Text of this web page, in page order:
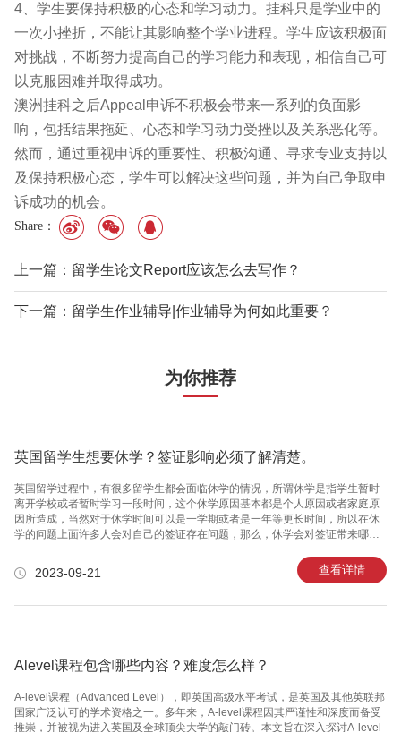
4、学生要保持积极的心态和学习动力。挂科只是学业中的
一次小挫折，不能让其影响整个学业进程。学生应该积极面
对挑战，不断努力提高自己的学习能力和表现，相信自己可
以克服困难并取得成功。
澳洲挂科之后Appeal申诉不积极会带来一系列的负面影
响，包括结果拖延、心态和学习动力受挫以及关系恶化等。
然而，通过重视申诉的重要性、积极沟通、寻求专业支持以
及保持积极心态，学生可以解决这些问题，并为自己争取申
诉成功的机会。
Share：
上一篇：留学生论文Report应该怎么去写作？
下一篇：留学生作业辅导|作业辅导为何如此重要？
为你推荐
英国留学生想要休学？签证影响必须了解清楚。
英国留学过程中，有很多留学生都会面临休学的情况，所谓休学是指学生暂时
离开学校或者暂时学习一段时间，这个休学原因基本都是个人原因或者家庭原
因所造成，当然对于休学时间可以是一学期或者是一年等更长时间，所以在休
学的问题上面许多人会对自己的签证存在问题，那么，休学会对签证带来哪些
的学生来说也是有规定的，首先，学生在通知学校并获得学校的支持。学校也
会提供关于休学的政策以及指导，学生要对于这些规定和要求及进行申请获得
2023-09-21 查看详情
Alevel课程包含哪些内容？难度怎么样？
A-level课程（Advanced Level），即英国高级水平考试，是英国及其他英联邦
国家广泛认可的学术资格之一。多年来，A-level课程因其严谨性和深度而备受
推崇，并被视为进入英国及全球顶尖大学的敲门砖。本文旨在深入探讨A-level